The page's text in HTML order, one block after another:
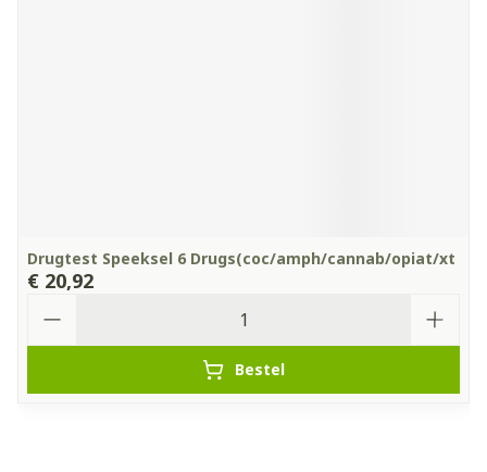
Drugtest Speeksel 6 Drugs(coc/amph/cannab/opiat/xt
€ 20,92
Bestel